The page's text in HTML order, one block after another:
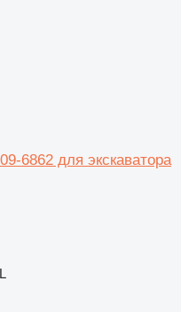
6862 для экскаватора